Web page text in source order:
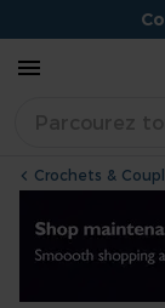
Crochets &